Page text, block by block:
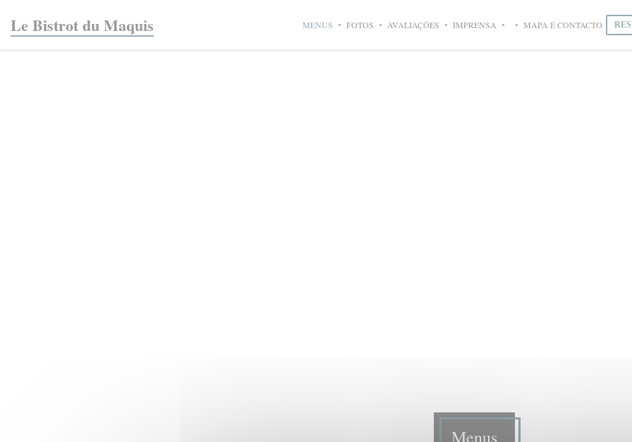
Le Bistrot du Maquis MENUS FOTOS AVALIAÇÕES IMPRENSA
((ABRE NUMA NOVA JANELA))
MAPA E CONTACTO
Menus